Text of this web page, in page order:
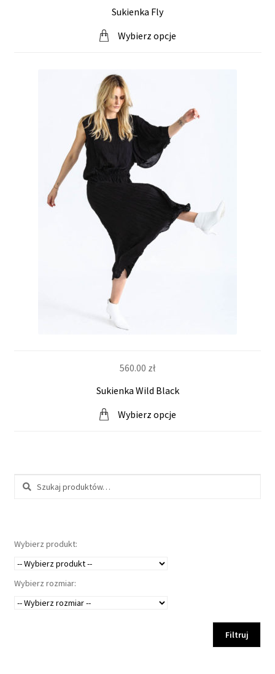
Wybierz opcje
Sukienka Fly
Wybierz opcje
560.00 zł
Sukienka Wild Black
Szukaj:
Wybierz produkt:
Wybierz rozmiar:
Filtruj